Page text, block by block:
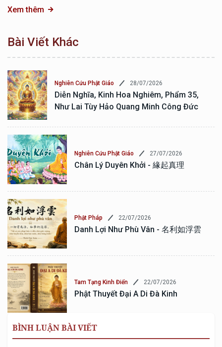
Xem thêm
Bài Viết Khác
Nghiên Cứu Phật Giáo 28/07/2026
Diễn Nghĩa, Kinh Hoa Nghiêm, Phẩm 35,
Như Lai Tùy Hảo Quang Minh Công Đức
Nghiên Cứu Phật Giáo 27/07/2026
Chân Lý Duyên Khởi - 緣起真理
Phật Pháp 22/07/2026
Danh Lợi Như Phù Vân - 名利如浮雲
Tam Tạng Kinh Điển 22/07/2026
Phật Thuyết Đại A Di Đà Kinh
BÌNH LUẬN BÀI VIẾT